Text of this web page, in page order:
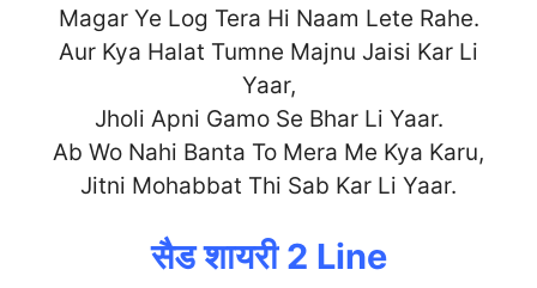
Magar Ye Log Tera Hi Naam Lete Rahe.
Aur Kya Halat Tumne Majnu Jaisi Kar Li
Yaar,
Jholi Apni Gamo Se Bhar Li Yaar.
Ab Wo Nahi Banta To Mera Me Kya Karu,
Jitni Mohabbat Thi Sab Kar Li Yaar.
सैड शायरी 2 Line